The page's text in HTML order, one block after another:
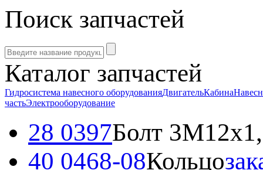
Поиск запчастей
Каталог запчастей
Гидросистема навесного оборудованияДвигательКабина
частьЭлектрооборудование
28 0397Болт
40 0468-08Кольцо